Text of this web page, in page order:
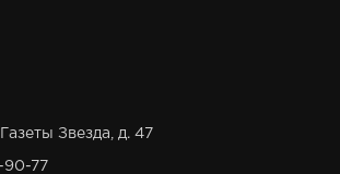
Звезда, д. 47
90-77